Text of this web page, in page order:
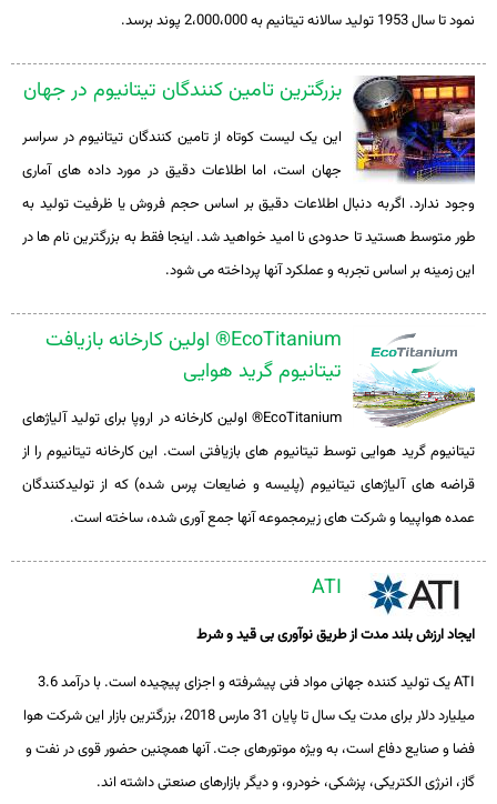
نمود تا سال 1953 تولید سالانه تیتانیم به 2،000،000 پوند برسد.
بزرگترین تامین کنندگان تیتانیوم در جهان
این یک لیست کوتاه از تامین کنندگان تیتانیوم در سراسر
جهان است، اما اطلاعات دقیق در مورد داده های آماری
وجود ندارد. اگربه دنبال اطلاعات دقیق بر اساس حجم فروش یا ظرفیت تولید به
طور متوسط هستید تا حدودی نا امید خواهید شد. اینجا فقط به بزرگترین نام ها در
این زمینه بر اساس تجربه و عملکرد آنها پرداخته می شود.
EcoTitanium® اولین کارخانه بازیافت
تیتانیوم گرید هوایی
EcoTitanium® اولین کارخانه در اروپا برای تولید آلیاژهای
تیتانیوم گرید هوایی توسط تیتانیوم های بازیافتی است. این کارخانه تیتانیوم را از
قراضه های آلیاژهای تیتانیوم (پلیسه و ضایعات پرس شده) که از تولیدکنندگان
عمده هواپیما و شرکت های زیرمجموعه آنها جمع آوری شده، ساخته است.
ATI
ایجاد ارزش بلند مدت از طریق نوآوری بی قید و شرط
ATI
یک تولید کننده جهانی مواد فنی پیشرفته و اجزای پیچیده است. با درآمد 3.6
میلیارد دلار برای مدت یک سال تا پایان 31 مارس 2018، بزرگترین بازار این شرکت هوا
فضا و صنایع دفاع است، به ویژه موتورهای جت. آنها همچنین حضور قوی در نفت و
گاز، انرژی الکتریکی، پزشکی، خودرو، و دیگر بازارهای صنعتی داشته اند.